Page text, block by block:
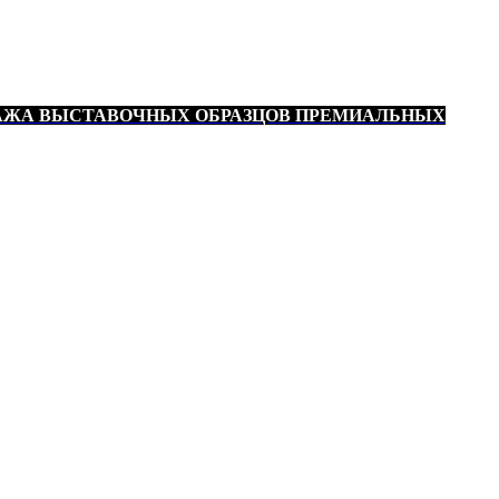
ВЫСТАВОЧНЫХ ОБРАЗЦОВ ПРЕМИАЛЬНЫХ